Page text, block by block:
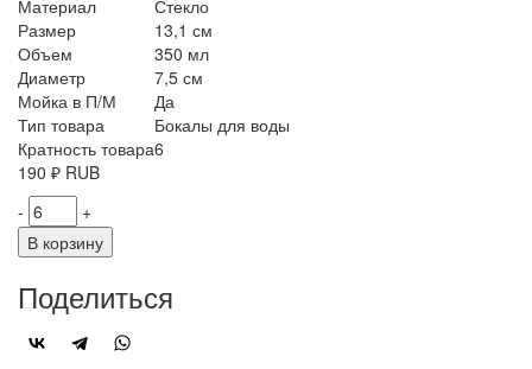
Материал
Стекло
Размер
13,1 см
Объем
350 мл
Диаметр
7,5 см
Мойка в П/М
Да
Тип товара
Бокалы для воды
Кратность товара6
190 ₽ RUB
-
+
В корзину
Поделиться